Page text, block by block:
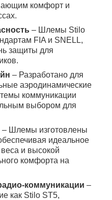
комфорт и
– Шлемы Stilo
FIA и SNELL,
защиты для
– Разработано для
аэродинамические
коммуникации
выбором для
– Шлемы изготовлены
идеальное
и высокой
комфорта на
коммуникации –
как Stilo ST5,